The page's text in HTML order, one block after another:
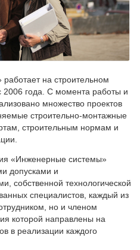
на строительном
года. С момента работы и
множество проектов
строительно-монтажные
строительным нормам и
«Инженерные системы»
допусками и
собственной технологической
специалистов, каждый из
но и членом
которой направлены на
в реализации каждого